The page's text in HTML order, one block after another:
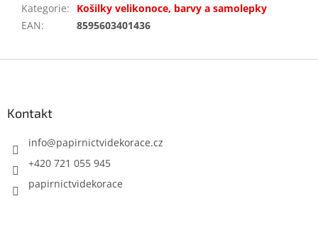
Kategorie:
Košilky velikonoce, barvy a samolepky
EAN: 8595603401436
Kontakt
info@papirnictvidekorace.cz
+420 721 055 945
papirnictvidekorace